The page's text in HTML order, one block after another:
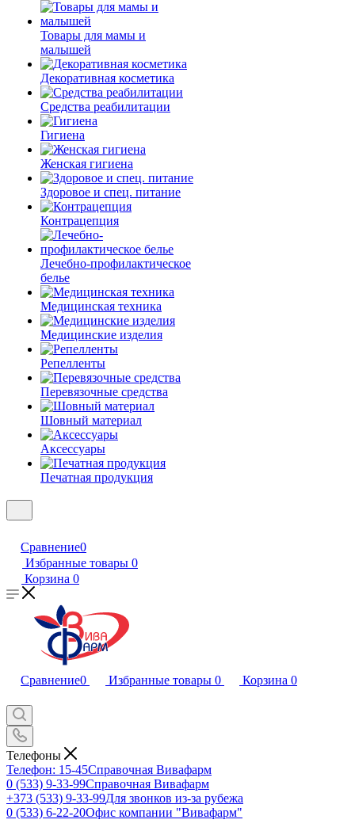
Товары для мамы и
малышей
Декоративная косметика
Средства реабилитации
Гигиена
Женская гигиена
Здоровое и спец. питание
Контрацепция
Лечебно-профилактическое
белье
Медицинская техника
Медицинские изделия
Репелленты
Перевязочные средства
Шовный материал
Аксессуары
Печатная продукция
Сравнение0
Избранные товары 0
Корзина 0
Сравнение0 Избранные товары 0 Корзина 0
Телефоны
Телефон: 15-45Справочная Вивафарм
0 (533) 9-33-99Справочная Вивафарм
+373 (533) 9-33-99Для звонков из-за рубежа
0 (533) 6-22-20Офис компании "Вивафарм"